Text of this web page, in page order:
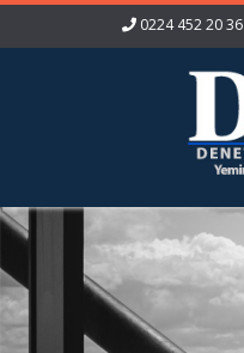
0224 452 20 36